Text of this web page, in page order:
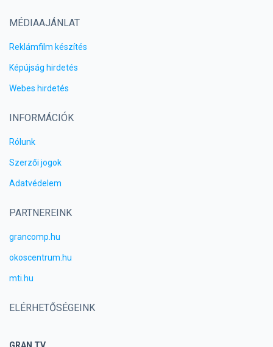
MÉDIAAJÁNLAT
Reklámfilm készítés
Képújság hirdetés
Webes hirdetés
INFORMÁCIÓK
Rólunk
Szerzői jogok
Adatvédelem
PARTNEREINK
grancomp.hu
okoscentrum.hu
mti.hu
ELÉRHETŐSÉGEINK
GRAN TV